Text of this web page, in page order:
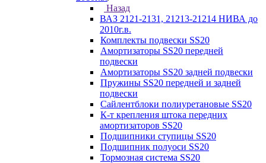
Назад
ВАЗ 2121-2131, 21213-21214 НИВА до
2010г.в.
Комплекты подвески SS20
Амортизаторы SS20 передней
подвески
Амортизаторы SS20 задней подвески
Пружины SS20 передней и задней
подвески
Сайлентблоки полиуретановые SS20
К-т крепления штока передних
амортизаторов SS20
Подшипники ступицы SS20
Подшипник полуоси SS20
Тормозная система SS20